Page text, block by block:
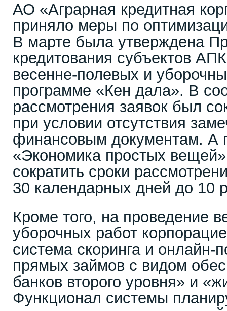
АО «Аграрная кредитная
приняло меры по
В марте была утверждена
кредитования субъектов
весенне-полевых и
программе «Кен дала». В
рассмотрения заявок был
при условии отсутствия
финансовым документам. А
«Экономика простых
сократить сроки
30 календарных дней до 10
Кроме того, на проведение
уборочных работ
система скоринга и онлайн-
прямых займов с видом
банков второго уровня» и
Функционал системы